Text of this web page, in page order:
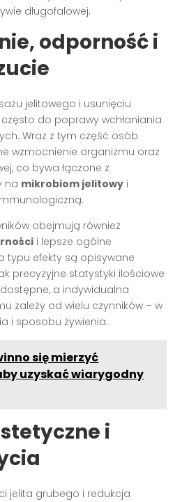
długofalowej.
odporność i
jelitowego i usunięciu
do poprawy wchłaniania
Wraz z tym część osób
wzmocnienie organizmu oraz
co bywa łączone z
na mikrobiom jelitowy i
obejmują również
i lepsze ogólne
typu efekty są opisywane
precyzyjne statystyki ilościowe
a indywidualna
zależy od wielu czynników – w
i sposobu żywienia.
się mierzyć
uzyskać wiarygodny
i
jelita grubego i redukcja